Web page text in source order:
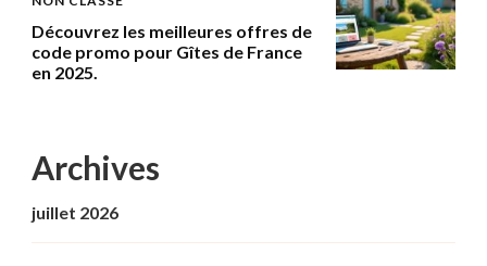
Découvrez les meilleures offres de
code promo pour Gîtes de France
en 2025.
Archives
juillet 2026